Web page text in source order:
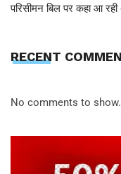
परिसीमन बिल पर कहा आ
RECENT
No comments to show.